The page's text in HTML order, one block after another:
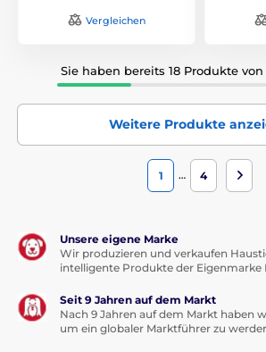
Vergleichen
Sie haben bereits 18 Produkte
Weitere Produkte
1 … 4
Unsere eigene Marke
Wir produzieren und verkaufen
intelligente Produkte der Eigenmarke
Seit 9 Jahren auf dem Markt
Nach 9 Jahren auf dem Markt haben
um ein globaler Marktführer zu